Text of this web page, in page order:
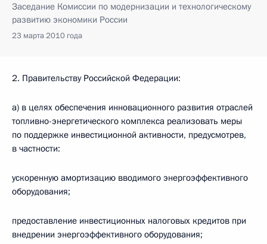
Заседание Комиссии по модернизации и технологическому
развитию экономики России
23 марта 2010 года
2. Правительству Российской Федерации:
а) в целях обеспечения инновационного развития отраслей
топливно-энергетического комплекса реализовать меры
по поддержке инвестиционной активности, предусмотрев,
в частности:
ускоренную амортизацию вводимого энергоэффективного
оборудования;
предоставление инвестиционных налоговых кредитов при
внедрении энергоэффективного оборудования;